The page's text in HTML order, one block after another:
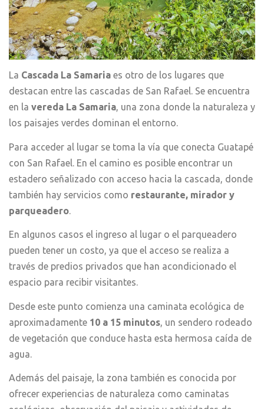
La Cascada La Samaria es otro de los lugares que
destacan entre las cascadas de San Rafael. Se encuentra
en la vereda La Samaria, una zona donde la naturaleza y
los paisajes verdes dominan el entorno.
Para acceder al lugar se toma la vía que conecta Guatapé
con San Rafael. En el camino es posible encontrar un
estadero señalizado con acceso hacia la cascada, donde
también hay servicios como restaurante, mirador y
parqueadero.
En algunos casos el ingreso al lugar o el parqueadero
pueden tener un costo, ya que el acceso se realiza a
través de predios privados que han acondicionado el
espacio para recibir visitantes.
Desde este punto comienza una caminata ecológica de
aproximadamente 10 a 15 minutos, un sendero rodeado
de vegetación que conduce hasta esta hermosa caída de
agua.
Además del paisaje, la zona también es conocida por
ofrecer experiencias de naturaleza como caminatas